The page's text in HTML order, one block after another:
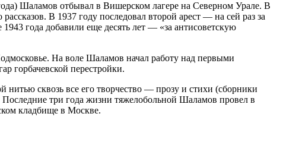
Шаламов отбывал в Вишерском лагере на Северном Урале. В
В 1937 году последовал второй арест — на сей раз за
года добавили еще десять лет — «за антисоветскую
На воле Шаламов начал работу над первыми
горбачевской перестройки.
сквозь все его творчество — прозу и стихи (сборники
три года жизни тяжелобольной Шаламов провел в
кладбище в Москве.